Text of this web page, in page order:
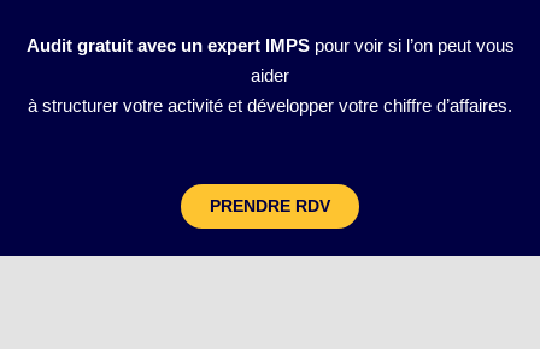
Audit gratuit avec un expert IMPSpour voir si l’on peut vous
aider
à structurer votre activité et développer votre chiffre d’affaires.
PRENDRE RDV